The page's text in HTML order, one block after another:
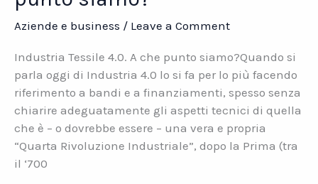
Aziende e business / Leave a Comment
Industria Tessile 4.0. A che punto siamo?Quando si
parla oggi di Industria 4.0 lo si fa per lo più facendo
riferimento a bandi e a finanziamenti, spesso senza
chiarire adeguatamente gli aspetti tecnici di quella
che è – o dovrebbe essere – una vera e propria
“Quarta Rivoluzione Industriale”, dopo la Prima (tra
il ‘700